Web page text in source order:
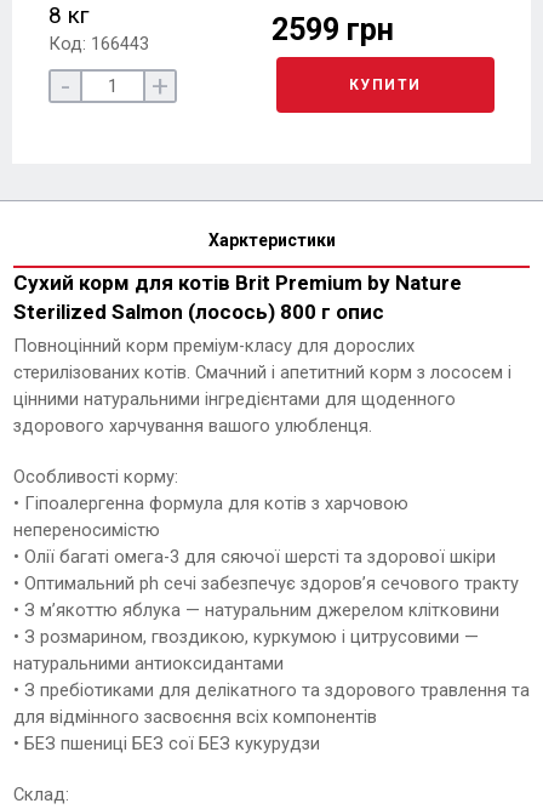
8 кг
Код: 166443 2599 грн
- + КУПИТИ
Харктеристики
Сухий корм для котів Brit Premium by Nature
Sterilized Salmon (лосось) 800 г опис
Повноцінний корм преміум-класу для дорослих
стерилізованих котів. Смачний і апетитний корм з лососем і
цінними натуральними інгредієнтами для щоденного
здорового харчування вашого улюбленця.
Особливості корму:
• Гіпоалергенна формула для котів з харчовою
непереносимістю
• Олії багаті омега-3 для сяючої шерсті та здорової шкіри
• Оптимальний ph сечі забезпечує здоров’я сечового тракту
• З м’якоттю яблука — натуральним джерелом клітковини
• З розмарином, гвоздикою, куркумою і цитрусовими —
натуральними антиоксидантами
• З пребіотиками для делікатного та здорового травлення та
для відмінного засвоєння всіх компонентів
• БЕЗ пшениці БЕЗ сої БЕЗ кукурудзи
Склад: